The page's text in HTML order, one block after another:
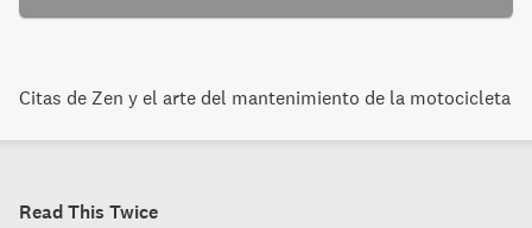
Citas de Zen y el arte del mantenimiento de la motocicleta
Read This Twice